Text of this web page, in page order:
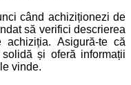
când achiziționezi de
să verifici descrierea
Asigură-te că
și oferă informații
vinde.